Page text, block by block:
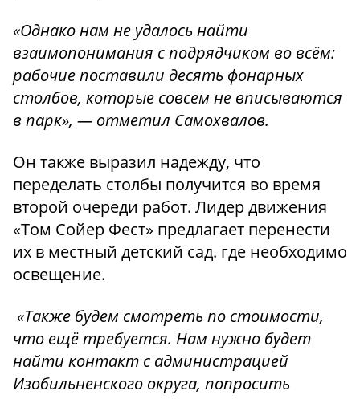
«Однако нам не удалось найти
взаимопонимания с подрядчиком во всём:
рабочие поставили десять фонарных
столбов, которые совсем не вписываются
в парк», — отметил Самохвалов.
Он также выразил надежду, что
переделать столбы получится во время
второй очереди работ. Лидер движения
«Том Сойер Фест» предлагает перенести
их в местный детский сад. где необходимо
освещение.
«Также будем смотреть по стоимости,
что ещё требуется. Нам нужно будет
найти контакт с администрацией
Изобильненского округа, попросить